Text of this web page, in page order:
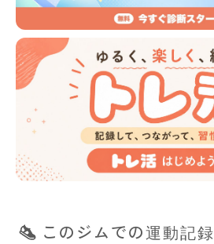
このジムでの運動記録